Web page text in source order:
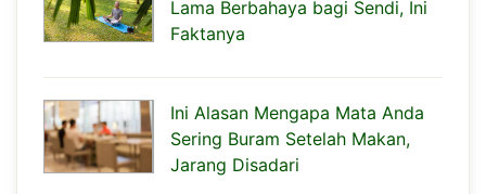
Lama Berbahaya bagi Sendi, Ini
Faktanya
Ini Alasan Mengapa Mata Anda
Sering Buram Setelah Makan,
Jarang Disadari